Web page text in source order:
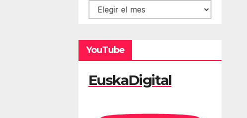
Hemeroteca
YouTube
EuskaDigital